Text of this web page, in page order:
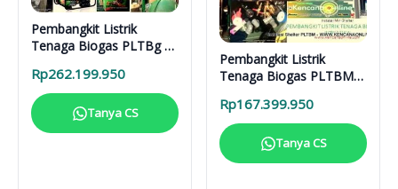
Pembangkit Listrik
Tenaga Biogas PLTBg 6-
Rp262.199.950
Tanya CS
Pembangkit Listrik
Tenaga Biogas PLTBM
Rp167.399.950
Tanya CS